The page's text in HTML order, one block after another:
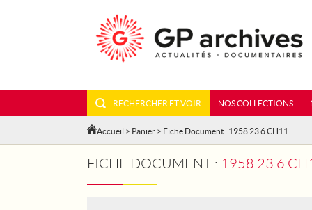
RECHERCHER ET VOIR NOS COLLECTIONS
Accueil > Panier > Fiche Document : 1958 23 6 CH11
FICHE DOCUMENT : 1958 23 6